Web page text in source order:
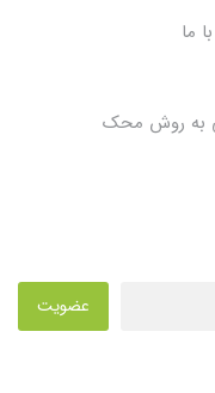
ما
به روش محک
عضویت